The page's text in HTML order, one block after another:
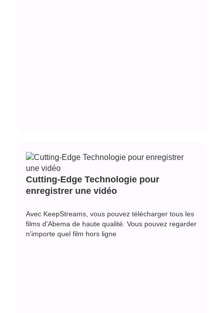
Cutting-Edge Technologie pour
enregistrer une vidéo
Avec KeepStreams, vous pouvez télécharger tous les
films d'Abema de haute qualité. Vous pouvez regarder
n'importe quel film hors ligne